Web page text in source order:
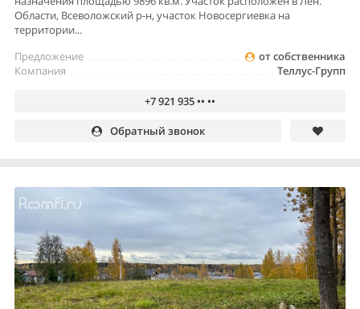
Области, Всеволожский р-н, участок Новосергиевка на
территории...
от собственника
Предложение
Теллус-Групп
Компания
+7 921 935 •• ••
Обратный звонок